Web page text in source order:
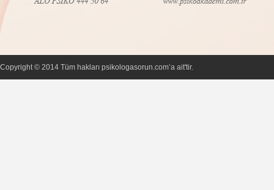
Copyright © 2014 Tüm hakları psikologasorun.com’a ait'tir.